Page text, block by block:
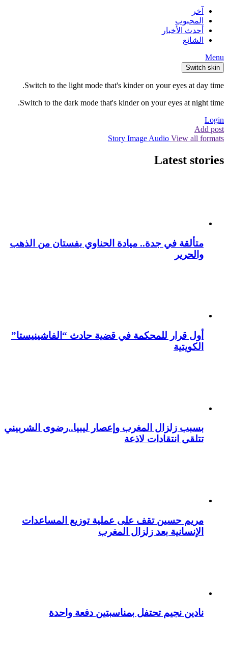
آخر
المحبوب
أحدث الأخبار
الشائع
Menu
Switch skin
Switch to the light mode that's kinder on your eyes at day time.
Switch to the dark mode that's kinder on your eyes at night time.
Login
Add post
Story Image Audio View all formats
Latest stories
متألقة في جدة.. ميادة الحناوي بفستان من الذهب
والحرير
أول قرار للمحكمة في قضية حادث “الفاشينيستا”
الكويتية
بسبب زلزال المغرب وإعصار ليبيا..رضوى الشربيني
تتلقى انتقادات لاذعة
مريم حسين تقف على عملية توزيع المساعدات
الإنسانية بعد زلزال المغرب
نادين نجيم تحتفل بمناسبتين دفعة واحدة